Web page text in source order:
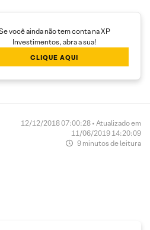
você ainda não tem conta na XP
Investimentos, abra a sua!
CLIQUE AQUI
12/12/2018 07:00:28 • Atualizado em
11/06/2019 14:20:09
9 minutos de leitura